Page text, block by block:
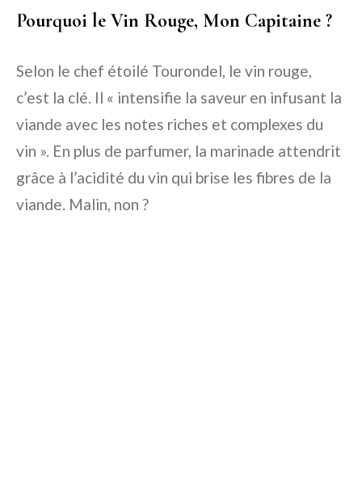
Pourquoi le Vin Rouge, Mon Capitaine ?
Selon le chef étoilé Tourondel, le vin rouge,
c’est la clé. Il « intensifie la saveur en infusant la
viande avec les notes riches et complexes du
vin ». En plus de parfumer, la marinade attendrit
grâce à l’acidité du vin qui brise les fibres de la
viande. Malin, non ?